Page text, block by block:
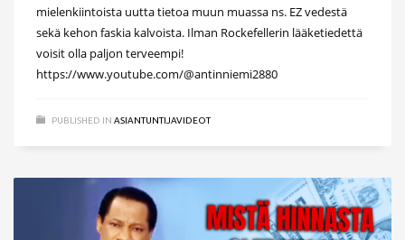
mielenkiintoista uutta tietoa muun muassa ns. EZ vedestä
sekä kehon faskia kalvoista. Ilman Rockefellerin lääketiedettä
voisit olla paljon terveempi!
https://www.youtube.com/@antinniemi2880
PUBLISHED IN ASIANTUNTIJAVIDEOT